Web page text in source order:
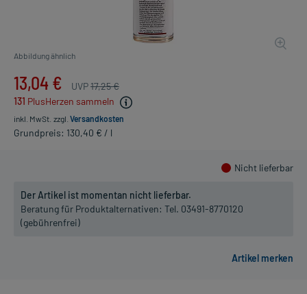
Abbildung ähnlich
13,04 € UVP17,25 €
131 PlusHerzen sammeln
inkl. MwSt. zzgl. Versandkosten
Grundpreis: 130,40 € / l
Nicht lieferbar
Der Artikel ist momentan nicht lieferbar.
Beratung für Produktalternativen: Tel. 03491-8770120
(gebührenfrei)